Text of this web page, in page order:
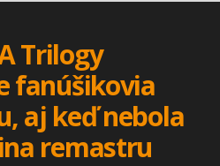
Trilogy
fanúšikovia
aj keď nebola
remastru